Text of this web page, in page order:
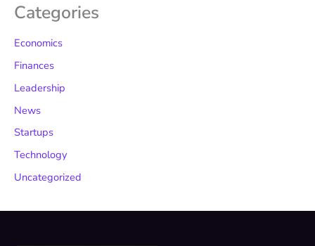
Categories
Economics
Finances
Leadership
News
Startups
Technology
Uncategorized